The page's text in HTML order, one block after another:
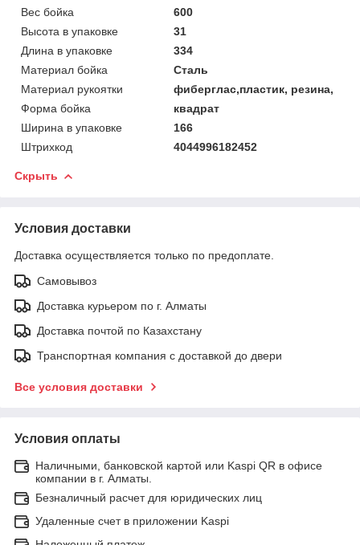
Вес бойка
600
Высота в упаковке
31
Длина в упаковке
334
Материал бойка
Сталь
Материал рукоятки
фиберглас,пластик, резина,
Форма бойка
квадрат
Ширина в упаковке
166
Штрихкод
4044996182452
Скрыть
Условия доставки
Доставка осуществляется только по предоплате.
Самовывоз
Доставка курьером по г. Алматы
Доставка почтой по Казахстану
Транспортная компания с доставкой до двери
Все условия доставки
Условия оплаты
Наличными, банковской картой или Kaspi QR в офисе
компании в г. Алматы.
Безналичный расчет для юридических лиц
Удаленные счет в приложении Kaspi